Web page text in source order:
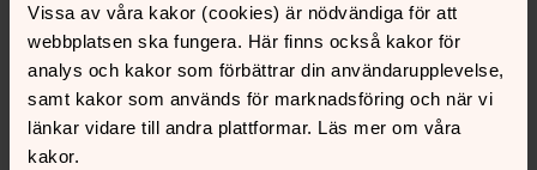
Vissa av våra kakor (cookies) är nödvändiga för att
webbplatsen ska fungera. Här finns också kakor för
analys och kakor som förbättrar din användarupplevelse,
samt kakor som används för marknadsföring och när vi
länkar vidare till andra plattformar. Läs mer om våra
kakor.
Senast ändrad 27 maj 2022
Synpunkter eller frågor på sidans
innehåll?
vaxjostift@svenskakyrkan.se
Dela